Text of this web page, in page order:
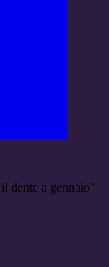
dente a gennaio"